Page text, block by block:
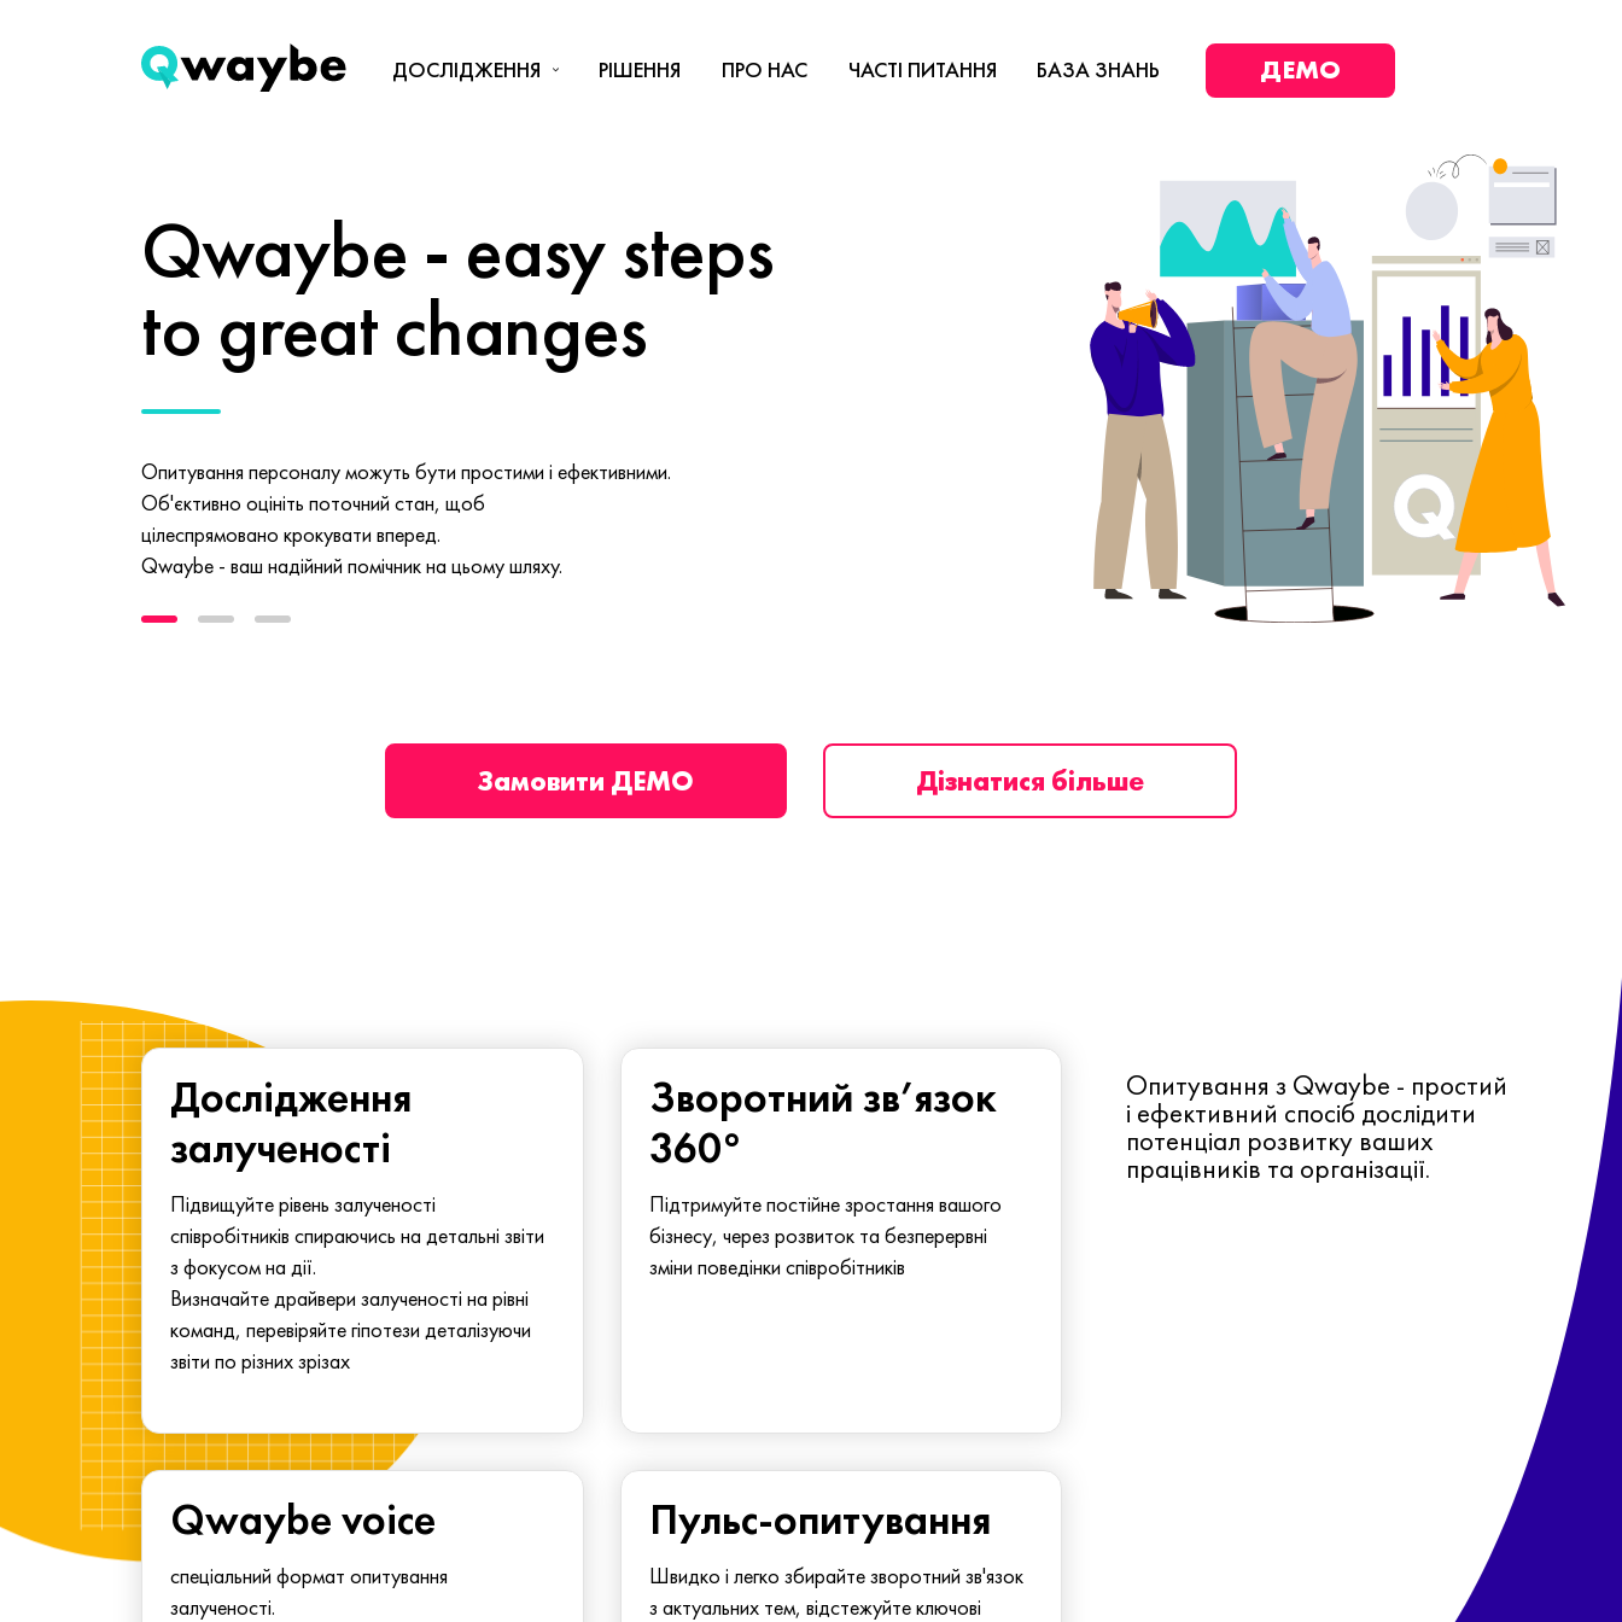
ДОСЛІДЖЕННЯ РІШЕННЯ ПРО НАС ЧАСТІ ПИТАННЯ БАЗА ЗНАНЬ ДЕМО
Qwaybe - easy steps
to great changes
Опитування персоналу можуть бути простими і ефективними.
Об'єктивно оцініть поточний стан, щоб
цілеспрямовано крокувати вперед.
Qwaybe - ваш надійний помічник на цьому шляху.
Замовити ДЕМО Дізнатися більше
Дослідження
залученості
Підвищуйте рівень залученості
співробітників спираючись на детальні звіти
з фокусом на дії.
Визначайте драйвери залученості на рівні
команд, перевіряйте гіпотези деталізуючи
звіти по різних зрізах
Зворотний зв’язок
360°
Підтримуйте постійне зростання вашого
бізнесу, через розвиток та безперервні
зміни поведінки співробітників
Опитування з Qwaybe - простий
і ефективний спосіб дослідити
потенціал розвитку ваших
працівників та організації.
Qwaybe voice
спеціальний формат опитування
залученості.
Пульс-опитування
Швидко і легко збирайте зворотний зв'язок
з актуальних тем, відстежуйте ключові